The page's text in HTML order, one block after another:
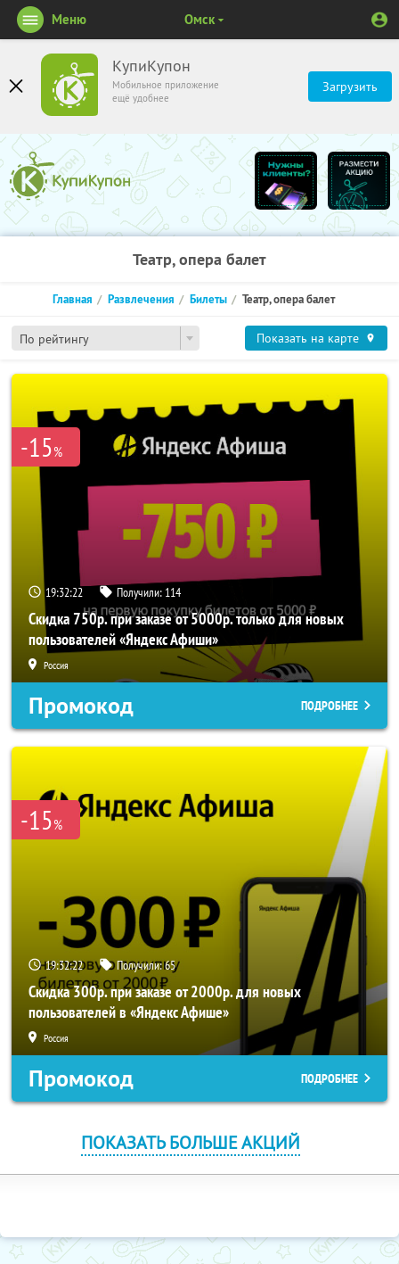
КупиКупон
Мобильное приложение
ещё удобнее
Загрузить
Меню Омск
Театр, опера балет
По рейтингу
Главная Развлечения Билеты Театр, опера балет
Показать на карте
-15%
19:32:22 Получили: 114
Скидка 750р. при заказе от 5000р. только для новых
пользователей «Яндекс Афиши»
Россия
Промокод ПОДРОБНЕЕ
-15%
19:32:22 Получили:65
Скидка 300р. при заказе от 2000р. для новых
пользователей в «Яндекс Афише»
Россия
Промокод ПОДРОБНЕЕ
ПОКАЗАТЬ БОЛЬШЕ АКЦИЙ